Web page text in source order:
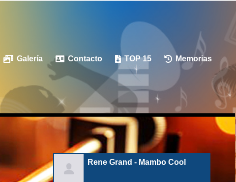
 Galería  Contacto  TOP 15  Memorias